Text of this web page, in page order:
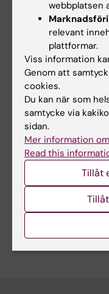
psychology 1
their field work
organizational
Board
Chairman of the
and
professional
the Swedish
(2022 - 2024)
Är du Nishteman
Redigera din profil
webbplatsen
relevant
plattformar.
Viss information
Genom att
cookies.
Du kan när som
samtycke via
sidan.
Mer information
Read this
Tillåt